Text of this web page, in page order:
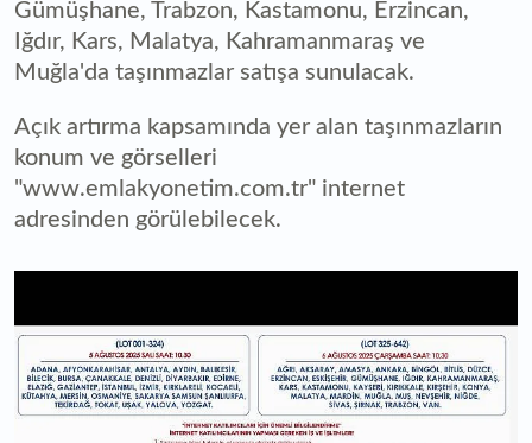
Gümüşhane, Trabzon, Kastamonu, Erzincan,
Iğdır, Kars, Malatya, Kahramanmaraş ve
Muğla'da taşınmazlar satışa sunulacak.
Açık artırma kapsamında yer alan taşınmazların
konum ve görselleri
"www.emlakyonetim.com.tr" internet
adresinden görülebilecek.